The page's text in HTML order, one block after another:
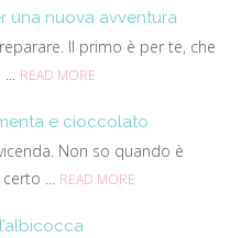
una nuova avventura
Il primo è per te, che
READ MORE
e cioccolato
Non so quando è
... READ MORE